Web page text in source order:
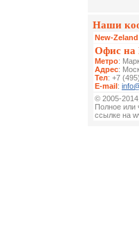
Наши
New-Zeland
Офис на
Метро:
Адрес:
Тел: +7
E-mail:
© 2005-
Полное или
ссылке на